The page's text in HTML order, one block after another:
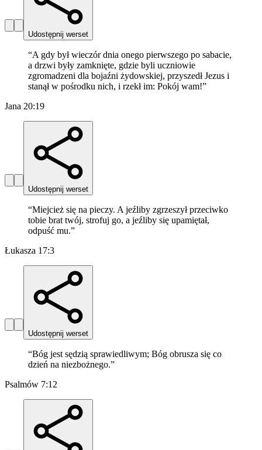
Udostępnij werset
“A gdy był wieczór dnia onego pierwszego po sabacie,
a drzwi były zamknięte, gdzie byli uczniowie
zgromadzeni dla bojaźni żydowskiej, przyszedł Jezus i
stanął w pośrodku nich, i rzekł im: Pokój wam!”
Jana 20:19
Udostępnij werset
“Miejcież się na pieczy. A jeźliby zgrzeszył przeciwko
tobie brat twój, strofuj go, a jeźliby się upamiętał,
odpuść mu.”
Łukasza 17:3
Udostępnij werset
“Bóg jest sędzią sprawiedliwym; Bóg obrusza się co
dzień na niezbożnego.”
Psalmów 7:12